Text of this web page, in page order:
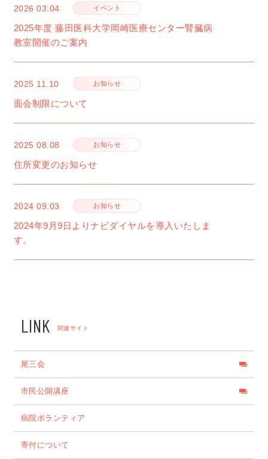
202603.04 イベント
2025年度 藤田医科大学岡崎医療センター腎臓病
教室開催のご案内
2025 11.10 お知らせ
面会制限について
202508.08 お知らせ
住所変更のお知らせ
202409.03 お知らせ
2024年9月9日よりナビダイヤルを導入いたしま
す。
LINK 関連サイト
尾三会
市民公開講座
病院ボランティア
寄付について